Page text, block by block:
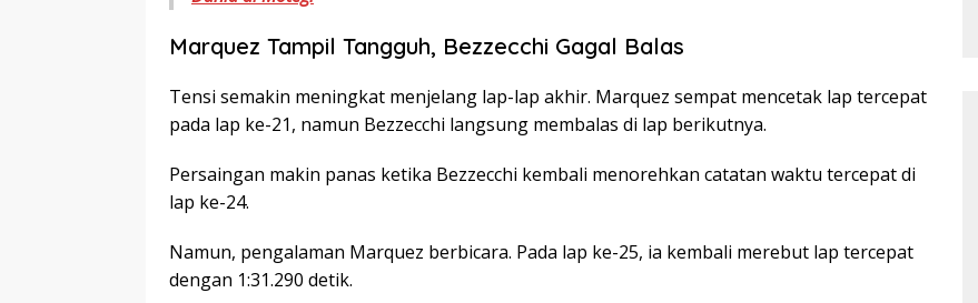
Marquez Tampil Tangguh, Bezzecchi Gagal Balas
Tensi semakin meningkat menjelang lap-lap akhir. Marquez sempat mencetak lap tercepat
pada lap ke-21, namun Bezzecchi langsung membalas di lap berikutnya.
Persaingan makin panas ketika Bezzecchi kembali menorehkan catatan waktu tercepat di
lap ke-24.
Namun, pengalaman Marquez berbicara. Pada lap ke-25, ia kembali merebut lap tercepat
dengan 1:31.290 detik.